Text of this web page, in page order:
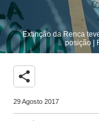
Extinção da Renca
posição |
share
29 Agosto 2017